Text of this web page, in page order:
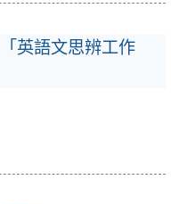
英語文思辨工作